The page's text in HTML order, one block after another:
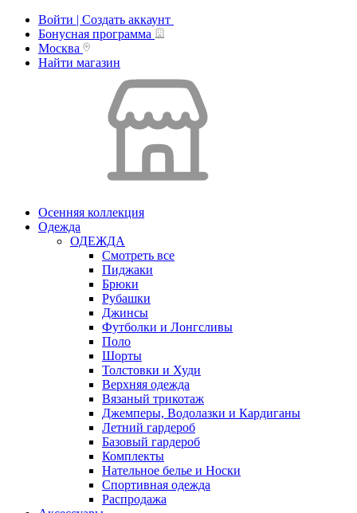
Войти | Создать аккаунт
Бонусная программа
Москва
Найти магазин
Осенняя коллекция
Одежда
ОДЕЖДА
Смотреть все
Пиджаки
Брюки
Рубашки
Джинсы
Футболки и Лонгсливы
Поло
Шорты
Толстовки и Худи
Верхняя одежда
Вязаный трикотаж
Джемперы, Водолазки и Кардиганы
Летний гардероб
Базовый гардероб
Комплекты
Нательное белье и Носки
Спортивная одежда
Распродажа